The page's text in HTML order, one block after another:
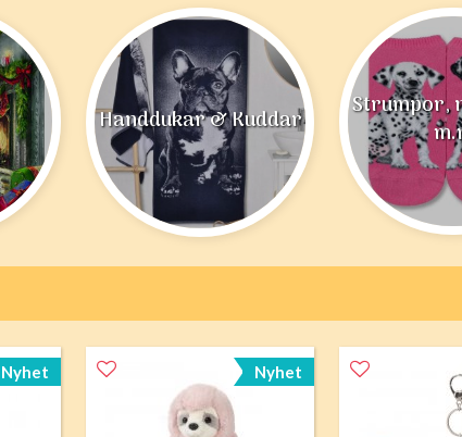
Handdukar & Kuddar
Strumpor,
Nyhet Nyhet